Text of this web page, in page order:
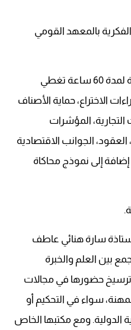
بالمعهد القومي
#دورة مُحكَّم في الملكية الفكرية لمدة 60 ساعة تغطي
الاختراع، حماية الأصناف
التجارية، المؤشرات
العقود، الجوانب الاقتصادية
إضافة إلى نموذج محاكاة
سارة هنائي عاطف
بين العلم والخبرة
حضورها في مجالات
سواء في التحكيم أو
الدولية. ومع مكتبها الخاص